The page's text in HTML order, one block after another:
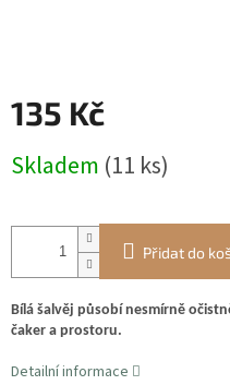
135 Kč
cena:
Skladem (11 ks)
Přidat do
Bílá šalvěj působí nesmírně
čaker a prostoru.
Detailní informace